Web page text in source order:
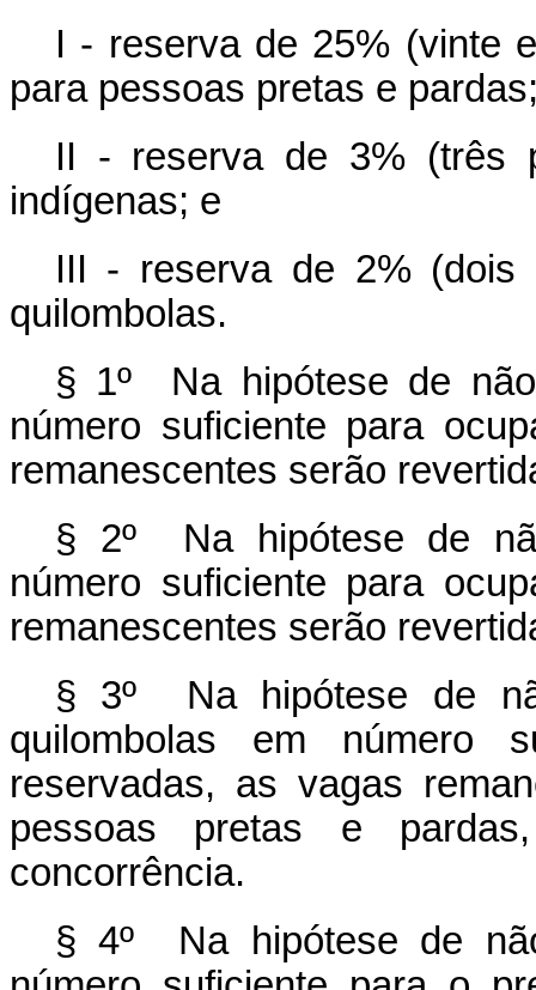
I - reserva de 25% (vinte
para pessoas pretas e
II - reserva de 3% (três
indígenas; e
III - reserva de 2% (dois
quilombolas.
§ 1º Na hipótese de
número suficiente para
remanescentes serão
§ 2º Na hipótese de
número suficiente para
remanescentes serão
§ 3º Na hipótese de
quilombolas em número
reservadas, as vagas
pessoas pretas e
concorrência.
§ 4º Na hipótese de